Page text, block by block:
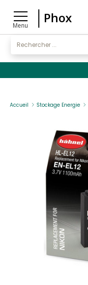
Menu
Phox
Accueil Stockage Energie